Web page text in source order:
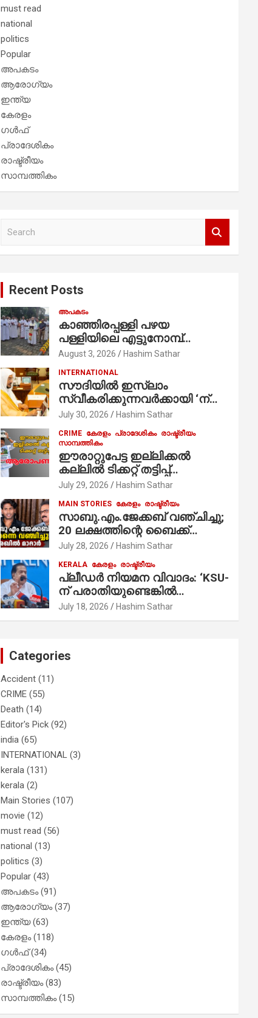
must read
national
politics
Popular
അപകടം
ആരോഗ്യം
ഇന്ത്യ
കേരളം
ഗൾഫ്
പ്രാദേശികം
രാഷ്ട്രീയം
സാമ്പത്തികം
Recent Posts
അപകടം
കാഞ്ഞിരപ്പള്ളി പഴയ
പള്ളിയിലെ എട്ടുനോമ്പ്
ആചരണത്തിന്റെ ഭാഗമായുള്ള
ആർച്ച് പ്രീസ്റ്റ് വെരി. റവ.ഫാ.
കുര്യൻ താമരശ്ശേരി
നിർവഹിക്കുന്നു.
August 3, 2026 Hashim Sathar
INTERNATIONAL
സൗദിയില്‍ ഇസ്‌ലാം
സ്വീകരിക്കുന്നവര്‍ക്കായി ‘ന്യൂ
മുസ്ലിം’ ഡിജിറ്റല്‍ കാര്‍ഡ്
സേവനം ആരംഭിച്ചു
July 30, 2026 Hashim Sathar
CRIME കേരളം പ്രാദേശികം രാഷ്ട്രീയം
സാമ്പത്തികം
ഈരാറ്റുപേട്ട ഇല്ലിക്കൽ
കല്ലിൽ ടിക്കറ്റ് തട്ടിപ്പ്
ആരോപണം;
July 29, 2026 Hashim Sathar
MAIN STORIES കേരളം രാഷ്ട്രീയം
സാബു.എം.ജേക്കബ് വഞ്ചിച്ചു;
20 ലക്ഷത്തിന്റെ ബൈക്ക്
വിറ്റാണ് തൃക്കാക്കരയില്‍
മത്സരിച്ചത്! പ്രചാരണത്തിന്
രണ്ടേ രണ്ടുപേര്‍ മാത്രമാണ്
ഉണ്ടായിരുന്നത്; സാബുവിന്റേത്
വ്യക്തിപരമായ നേട്ടത്തിനുള്ള
പാര്‍ട്ടി; ഇപ്പോള്‍ ഫോണ്‍
വിളിച്ചാല്‍ എടുക്കില്ല;
ദുരനുഭവങ്ങള്‍ തുറന്നടിച്ച്
അഖില്‍ മാരാര്‍ ട്വന്റി 20 വിട്ടു
July 28, 2026 Hashim Sathar
KERALA കേരളം രാഷ്ട്രീയം
പ്ലീഡർ നിയമന വിവാദം: ‘KSU-
ന് പരാതിയുണ്ടെങ്കിൽ
പരിശോധിക്കും’; രമേശ്
ചെന്നിത്തല
July 18, 2026 Hashim Sathar
Categories
Accident (11)
CRIME (55)
Death (14)
Editor's Pick (92)
india (65)
INTERNATIONAL (3)
kerala (131)
kerala (2)
Main Stories (107)
movie (12)
must read (56)
national (13)
politics (3)
Popular (43)
അപകടം(91)
ആരോഗ്യം(37)
ഇന്ത്യ(63)
കേരളം(118)
ഗൾഫ്(34)
പ്രാദേശികം(45)
രാഷ്ട്രീയം(83)
സാമ്പത്തികം(15)